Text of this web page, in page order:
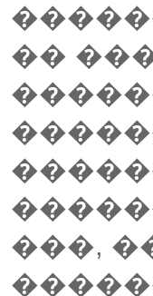
��
���,